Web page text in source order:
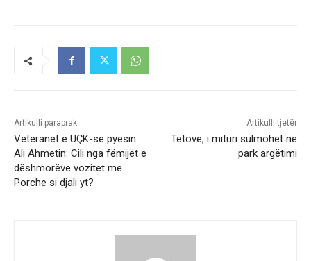
Artikulli paraprak
Veteranët e UÇK-së pyesin
Ali Ahmetin: Cili nga fëmijët e
dëshmorëve vozitet me
Porche si djali yt?
Artikulli tjetër
Tetovë, i mituri sulmohet në
park argëtimi